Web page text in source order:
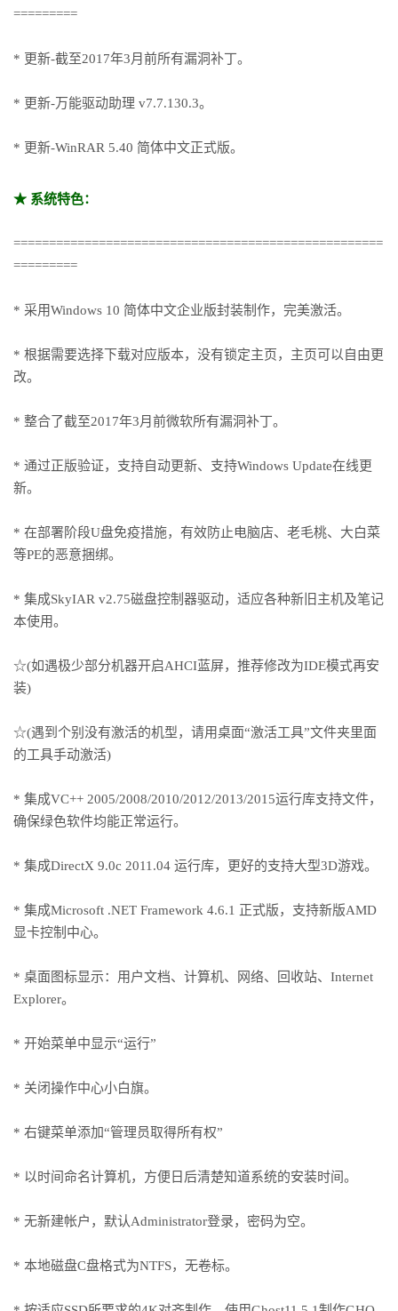
=========
* 更新-截至2017年3月前所有漏洞补丁。
* 更新-万能驱动助理 v7.7.130.3。
* 更新-WinRAR 5.40 简体中文正式版。
★ 系统特色：
====================================================
=========
* 采用Windows 10 简体中文企业版封装制作，完美激活。
* 根据需要选择下载对应版本，没有锁定主页，主页可以自由更
改。
* 整合了截至2017年3月前微软所有漏洞补丁。
* 通过正版验证，支持自动更新、支持Windows Update在线更
新。
* 在部署阶段U盘免疫措施，有效防止电脑店、老毛桃、大白菜
等PE的恶意捆绑。
* 集成SkyIAR v2.75磁盘控制器驱动，适应各种新旧主机及笔记
本使用。
☆(如遇极少部分机器开启AHCI蓝屏，推荐修改为IDE模式再安
装)
☆(遇到个别没有激活的机型，请用桌面“激活工具”文件夹里面
的工具手动激活)
* 集成VC++ 2005/2008/2010/2012/2013/2015运行库支持文件，
确保绿色软件均能正常运行。
* 集成DirectX 9.0c 2011.04 运行库，更好的支持大型3D游戏。
* 集成Microsoft .NET Framework 4.6.1 正式版，支持新版AMD
显卡控制中心。
* 桌面图标显示：用户文档、计算机、网络、回收站、Internet
Explorer。
* 开始菜单中显示“运行”
* 关闭操作中心小白旗。
* 右键菜单添加“管理员取得所有权”
* 以时间命名计算机，方便日后清楚知道系统的安装时间。
* 无新建帐户，默认Administrator登录，密码为空。
* 本地磁盘C盘格式为NTFS，无卷标。